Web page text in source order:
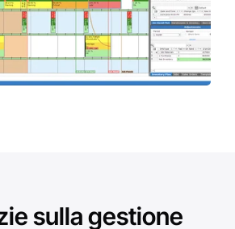
sulla gestione